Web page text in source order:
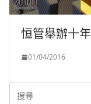
恒管舉辦十
01/04/2016